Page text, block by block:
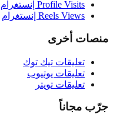
Profile Visits إنستغرام
Reels Views إنستغرام
أخرى
تعليقات تيك توك
تعليقات يوتيوب
تعليقات تويتر